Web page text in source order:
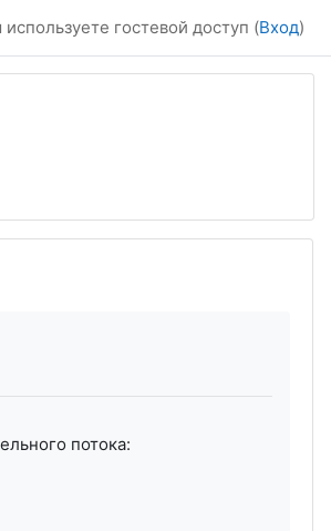
гостевой доступ (Вход)
потока: